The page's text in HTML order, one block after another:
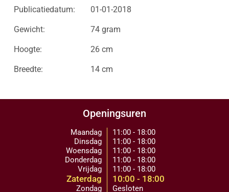
Publicatiedatum: 01-01-2018
Gewicht: 74 gram
Hoogte: 26 cm
Breedte: 14 cm
Openingsuren
Maandag
Dinsdag
Woensdag
Donderdag
Vrijdag
Zaterdag
Zondag
11:00 - 18:00
11:00 - 18:00
11:00 - 18:00
11:00 - 18:00
11:00 - 18:00
10:00 - 18:00
Gesloten